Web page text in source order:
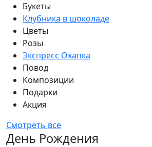
Букеты
Клубника в шоколаде
Цветы
Розы
Экспресс Охапка
Повод
Композиции
Подарки
Акция
Смотреть все
День Рождения